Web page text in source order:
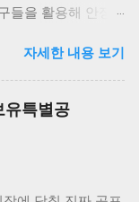
들을 활용해 안정
에도 불구하고 빅테
데, 이는 개인과
적 기회를 제공할
위기 속의 지속
발 생태계에 미치
자세한 내용 보기
유특별공